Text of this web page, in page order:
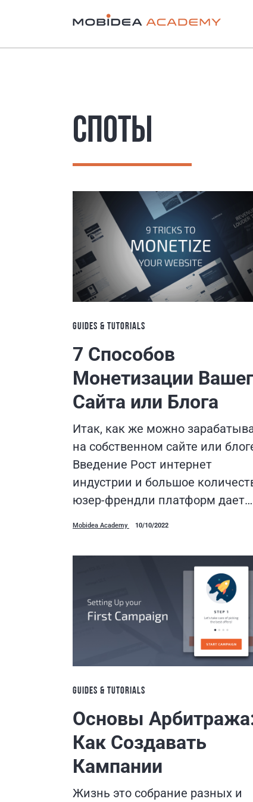
СПОТЫ
GUIDES & TUTORIALS
7 Способов
Монетизации
Сайта или Блога
Итак, как же можно
на собственном сайте или
Введение Рост интернет
индустрии и большое
юзер-френдли платформ дает…
Mobidea Academy 10/10/2022
GUIDES & TUTORIALS
Основы
Как Создавать
Кампании
Жизнь это собрание разных и